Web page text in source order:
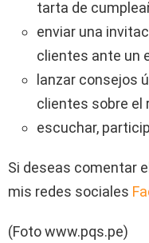
tarta de
enviar una
clientes ante un
lanzar consejos
clientes sobre el
escuchar,
Si deseas comentar
mis redes sociales
(Fotowww.pqs.pe)